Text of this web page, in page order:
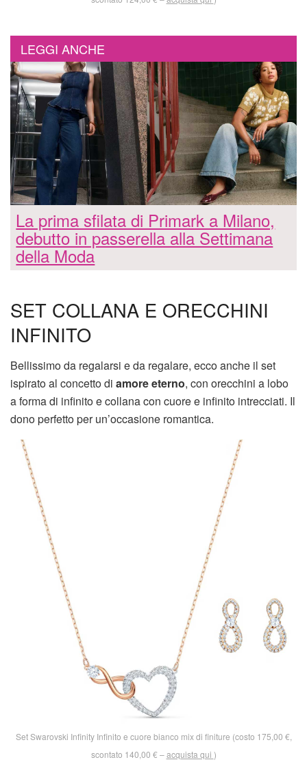
LEGGI ANCHE
La prima sfilata di Primark a Milano,
debutto in passerella alla Settimana
della Moda
SET COLLANA E ORECCHINI
INFINITO
Bellissimo da regalarsi e da regalare, ecco anche il set
ispirato al concetto di amore eterno, con orecchini a lobo
a forma di infinito e collana con cuore e infinito intrecciati. Il
dono perfetto per un’occasione romantica.
Set Swarovski Infinity Infinito e cuore bianco mix di finiture (costo 175,00 €,
scontato 140,00 € –acquista qui )